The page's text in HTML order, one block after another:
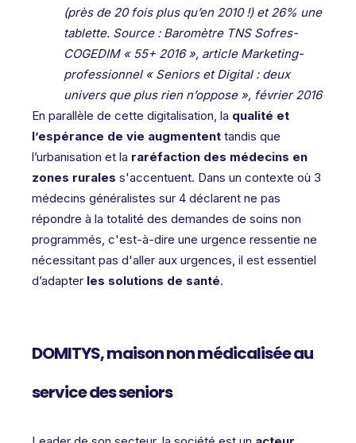
(près de 20 fois plus qu’en 2010 !) et 26% une
tablette. Source : Baromètre TNS Sofres-
COGEDIM « 55+ 2016 », article Marketing-
professionnel « Seniors et Digital : deux
univers que plus rien n’oppose », février 2016
En parallèle de cette digitalisation, la qualité et
l’espérance de vie augmentent tandis que
l’urbanisation et la raréfaction des médecins en
zones rurales s'accentuent. Dans un contexte où 3
médecins généralistes sur 4 déclarent ne pas
répondre à la totalité des demandes de soins non
programmés, c'est-à-dire une urgence ressentie ne
nécessitant pas d'aller aux urgences, il est essentiel
d’adapter les solutions de santé.
DOMITYS, maison non médicalisée au
service des seniors